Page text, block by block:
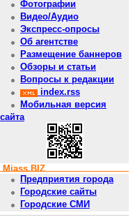
Фотографии
Видео/Аудио
Экспресс-опросы
Об агентстве
Размещение баннеров
Обзоры и статьи
Вопросы к редакции
index.rss
Мобильная версия
сайта
Miass.BIZ
Предприятия города
Городские сайты
Городские СМИ